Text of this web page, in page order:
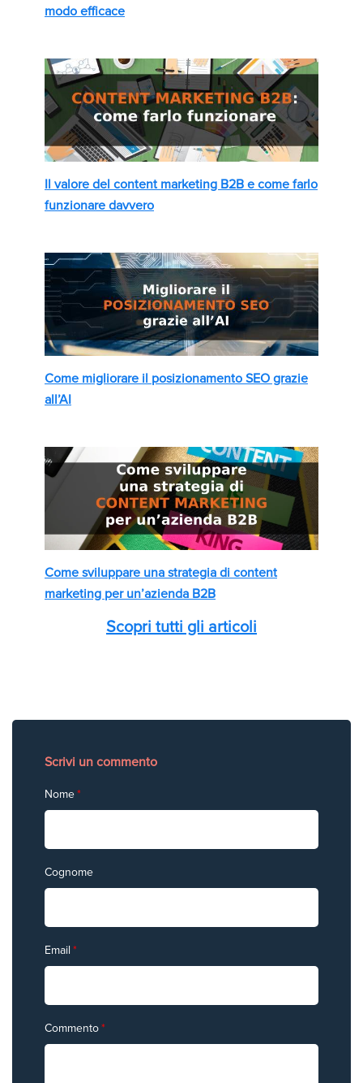
modo efficace
Il valore del content marketing B2B e come farlo
funzionare davvero
Come migliorare il posizionamento SEO grazie
all’AI
Come sviluppare una strategia di content
marketing per un’azienda B2B
Scopri tutti gli articoli
Scrivi un commento
Nome*
Cognome
Email *
Commento*